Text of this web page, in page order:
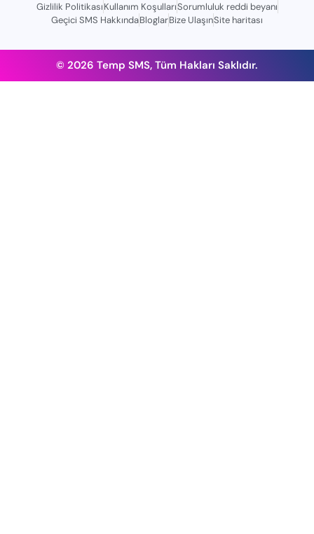
Gizlilik PolitikasıKullanım KoşullarıSorumluluk reddi beyanı
Geçici SMS HakkındaBloglarBize UlaşınSite haritası
© 2026 Temp SMS, Tüm Hakları Saklıdır.